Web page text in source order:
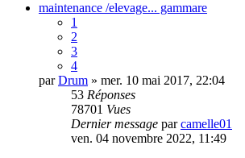
maintenance /elevage... gammare
1
2
3
4
parDrum » mer. 10 mai 2017, 22:04
53 Réponses
78701 Vues
Dernier message parcamelle01
ven. 04 novembre 2022, 11:49